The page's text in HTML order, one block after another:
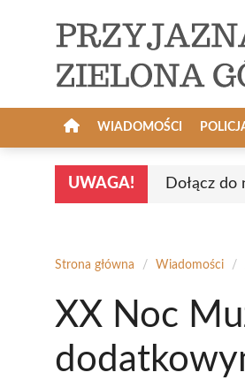
WIADOMOŚCI
UWAGA! Dołącz
Strona główna / Wiadomości /
XX Noc